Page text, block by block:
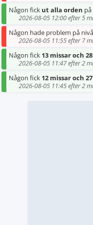
Någon fick ut alla orden
2026-08-05 12:00 efter 5
Någon hade problem på nivå
2026-08-05 11:55 efter 7
Någon fick 13 missar och
2026-08-05 11:47 efter 2
Någon fick 12 missar och
2026-08-05 11:45 efter 2